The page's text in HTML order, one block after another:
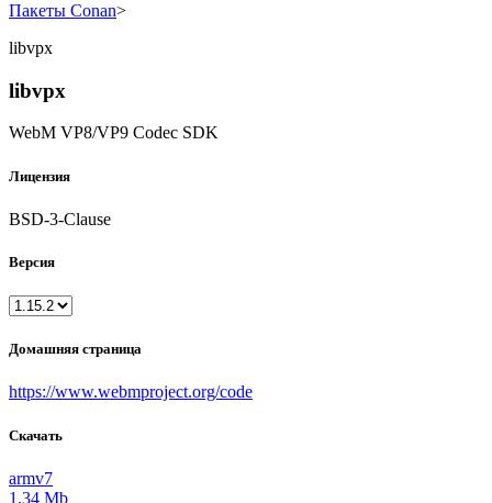
Пакеты Conan>
libvpx
libvpx
WebM VP8/VP9 Codec SDK
Лицензия
BSD-3-Clause
Версия
Домашняя страница
https://www.webmproject.org/code
Скачать
armv7
1.34 Mb